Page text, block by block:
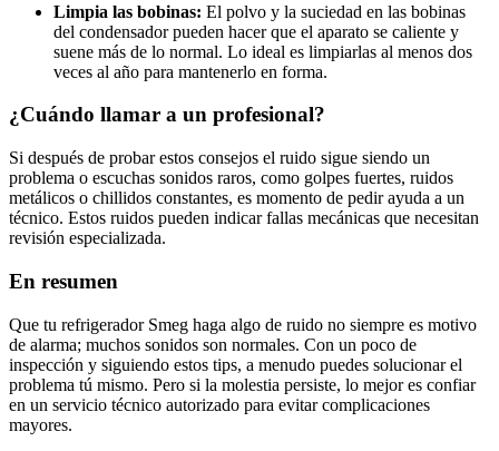
Limpia las bobinas: El polvo y la suciedad en las bobinas
del condensador pueden hacer que el aparato se caliente y
suene más de lo normal. Lo ideal es limpiarlas al menos dos
veces al año para mantenerlo en forma.
¿Cuándo llamar a un profesional?
Si después de probar estos consejos el ruido sigue siendo un
problema o escuchas sonidos raros, como golpes fuertes, ruidos
metálicos o chillidos constantes, es momento de pedir ayuda a un
técnico. Estos ruidos pueden indicar fallas mecánicas que necesitan
revisión especializada.
En resumen
Que tu refrigerador Smeg haga algo de ruido no siempre es motivo
de alarma; muchos sonidos son normales. Con un poco de
inspección y siguiendo estos tips, a menudo puedes solucionar el
problema tú mismo. Pero si la molestia persiste, lo mejor es confiar
en un servicio técnico autorizado para evitar complicaciones
mayores.